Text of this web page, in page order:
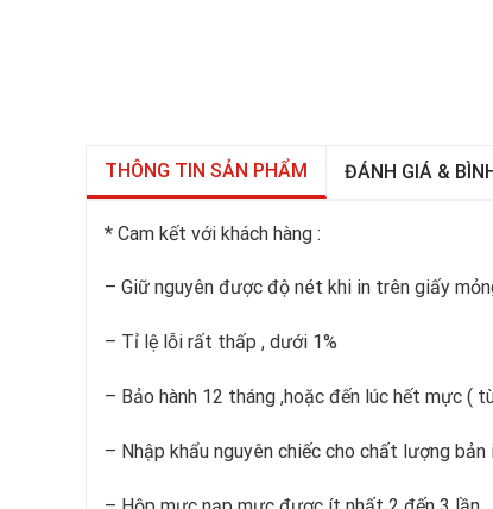
THÔNG TIN SẢN PHẨM ĐÁNH GIÁ &
* Cam kết với khách hàng :
– Giữ nguyên được độ nét khi in trên giấy
– Tỉ lệ lỗi rất thấp , dưới 1%
– Bảo hành 12 tháng ,hoặc đến lúc hết mực (
– Nhập khẩu nguyên chiếc cho chất lượng bản